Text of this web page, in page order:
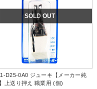
SOLD OUT
D25-0A0 ジューキ【メーカー純
上送り押え 職業用 (個)